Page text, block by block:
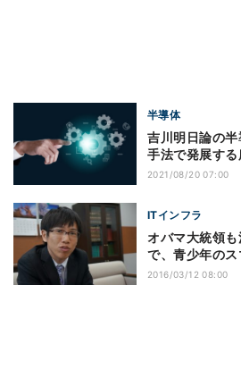
半導体
吉川明日論の
手法で発展す
2021/08/20 07:00
ITインフラ
オバマ大統領
で、青少年の
2016/03/12 08:00